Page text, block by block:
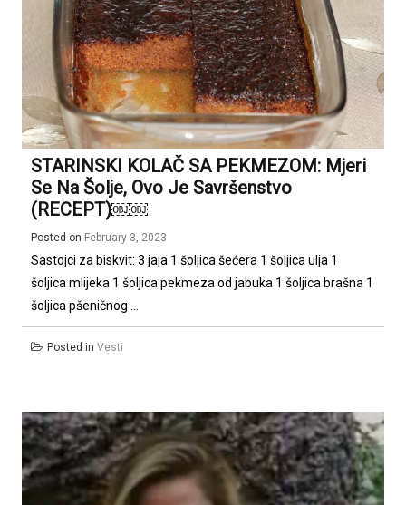
STARINSKI KOLAČ SA PEKMEZOM: Mjeri
Se Na Šolje, Ovo Je Savršenstvo
(RECEPT)￼￼
Posted on February 3, 2023
Sastojci za biskvit: 3 jaja 1 šoljica šećera 1 šoljica ulja 1
šoljica mlijeka 1 šoljica pekmeza od jabuka 1 šoljica brašna 1
šoljica pšeničnog ...
Posted in Vesti